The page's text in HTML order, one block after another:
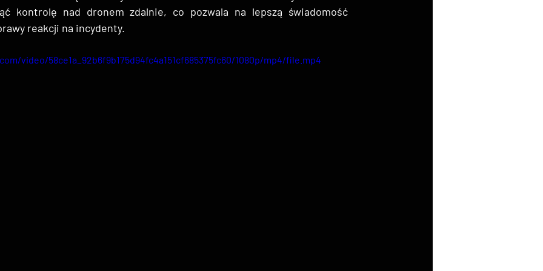
kontrolę nad dronem zdalnie, co pozwala na lepszą świadomość
reakcji na incydenty.
video/58ce1a_92b6f9b175d94fc4a151cf685375fc60/1080p/mp4/file.mp4